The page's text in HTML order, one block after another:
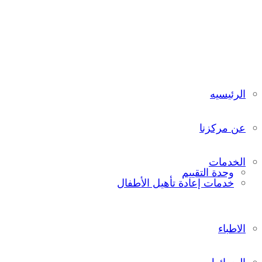
الرئيسيه
عن مركزنا
الخدمات
وحدة التقييم
خدمات إعادة تأهيل الأطفال
الاطباء